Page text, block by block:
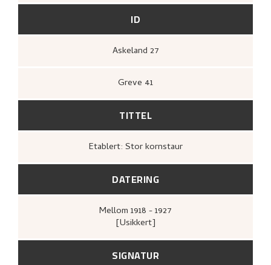
ID
Askeland 27
Greve 41
TITTEL
Etablert: Stor kornstaur
DATERING
Mellom 1918 - 1927
[Usikkert]
SIGNATUR